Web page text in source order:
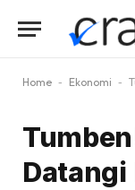
Home - Ekonomi -
Datangi